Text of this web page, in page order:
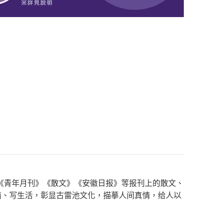
年月刊》《散文》《安徽日报》等报刊上的散文、
写生活，彰显古雷池文化，描摹人间真情，给人以